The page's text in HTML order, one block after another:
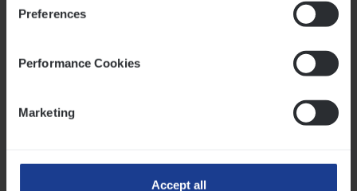
Preferences
Performance Cookies
Marketing
Accept all
We transformeren jouw medewerkers tot een
'menselijke firewall'. Ze ontvangen training om